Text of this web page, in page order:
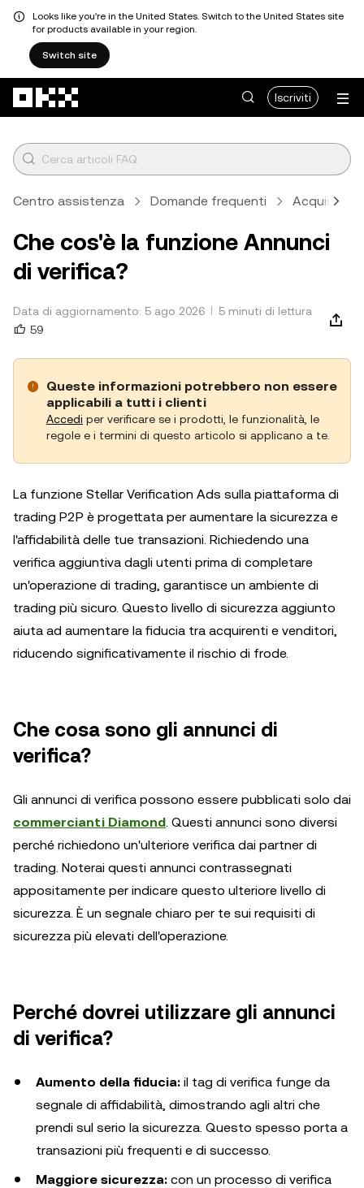
Looks like you're in the United States. Switch to the United States site
for products available in your region.
Switch site
Iscriviti
Centro assistenza Domande frequenti Acquisto e
Che cos'è la funzione Annunci
di verifica?
Data di aggiornamento: 5 ago 2026
5 minuti di lettura
59
Queste informazioni potrebbero non essere
applicabili a tutti i clienti
Accedi per verificare se i prodotti, le funzionalità, le
regole e i termini di questo articolo si applicano a te.
La funzione Stellar Verification Ads sulla piattaforma di
trading P2P è progettata per aumentare la sicurezza e
l'affidabilità delle tue transazioni. Richiedendo una
verifica aggiuntiva dagli utenti prima di completare
un'operazione di trading, garantisce un ambiente di
trading più sicuro. Questo livello di sicurezza aggiunto
aiuta ad aumentare la fiducia tra acquirenti e venditori,
riducendo significativamente il rischio di frode.
Che cosa sono gli annunci di
verifica?
Gli annunci di verifica possono essere pubblicati solo dai
commercianti Diamond. Questi annunci sono diversi
perché richiedono un'ulteriore verifica dai partner di
trading. Noterai questi annunci contrassegnati
appositamente per indicare questo ulteriore livello di
sicurezza. È un segnale chiaro per te sui requisiti di
sicurezza più elevati dell'operazione.
Perché dovrei utilizzare gli annunci
di verifica?
Aumento della fiducia: il tag di verifica funge da
segnale di affidabilità, dimostrando agli altri che
prendi sul serio la sicurezza. Questo spesso porta a
transazioni più frequenti e di successo.
Maggiore sicurezza: con un processo di verifica